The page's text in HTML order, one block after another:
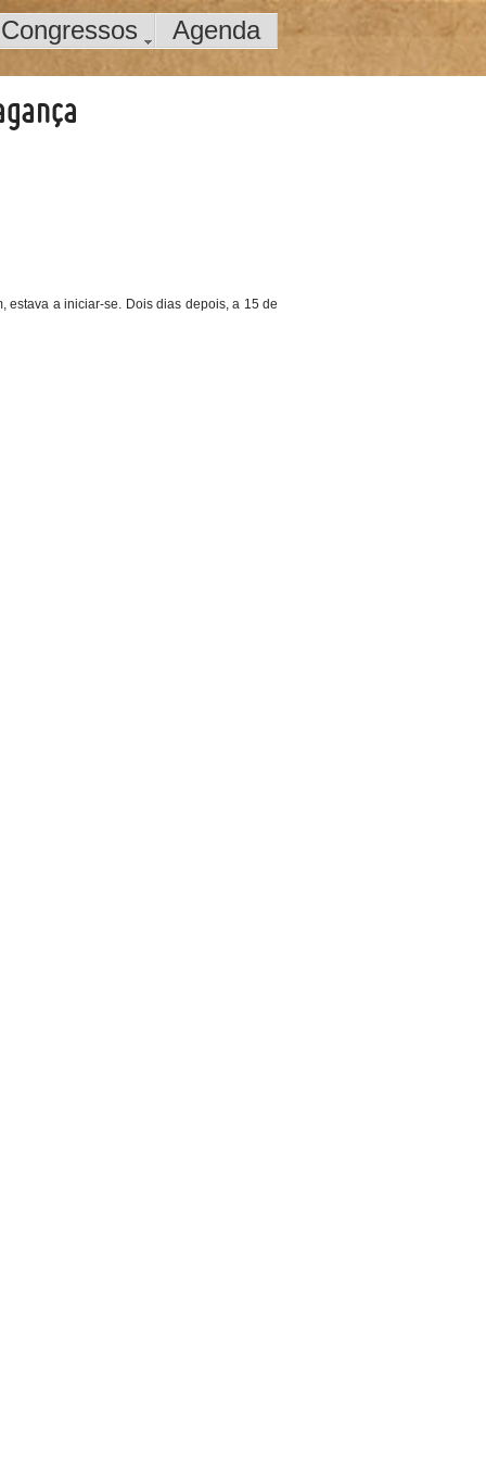
Congressos Agenda
estava a iniciar-se. Dois dias depois, a 15 de